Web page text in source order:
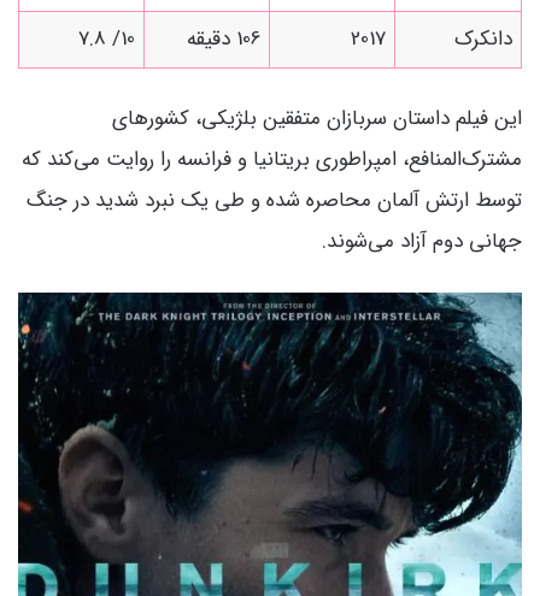
دانکرک 2017 106 دقیقه 10/ 7.8
این فیلم داستان سربازان متفقین بلژیکی، کشورهای
مشترک‌المنافع، امپراطوری بریتانیا و فرانسه را روایت می‌کند که
توسط ارتش آلمان محاصره شده و طی یک نبرد شدید در جنگ
جهانی دوم آزاد می‌شوند.